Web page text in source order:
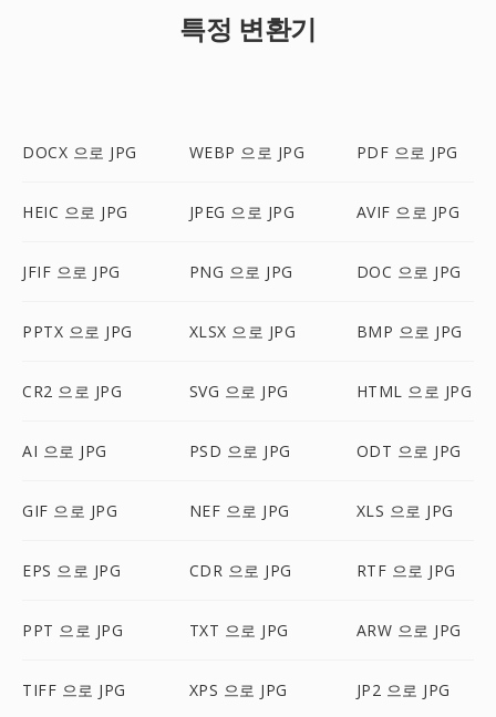
특정 변환기
DOCX 으로 JPG WEBP 으로 JPG PDF 으로 JPG
HEIC 으로 JPG JPEG 으로 JPG AVIF 으로 JPG
JFIF 으로 JPG PNG 으로 JPG DOC 으로 JPG
PPTX 으로 JPG XLSX 으로 JPG BMP 으로 JPG
CR2 으로 JPG SVG 으로 JPG HTML 으로 JPG
AI 으로 JPG PSD 으로 JPG ODT 으로 JPG
GIF 으로 JPG NEF 으로 JPG XLS 으로 JPG
EPS 으로 JPG CDR 으로 JPG RTF 으로 JPG
PPT 으로 JPG TXT 으로 JPG ARW 으로 JPG
TIFF 으로 JPG XPS 으로 JPG JP2 으로 JPG